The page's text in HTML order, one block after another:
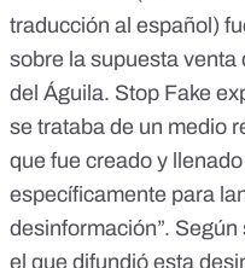
traducción al español)
sobre la supuesta venta
del Águila. Stop Fake
se trataba de un medio
que fue creado y
específicamente para
desinformación”.
el que difundió esta